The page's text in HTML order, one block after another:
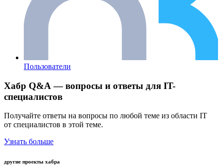
Пользователи
Хабр Q&A — вопросы и ответы для IT-
специалистов
Получайте ответы на вопросы по любой теме из области IT
от специалистов в этой теме.
Узнать больше
другие проекты хабра